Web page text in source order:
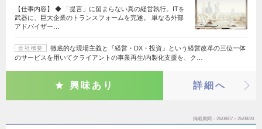
【仕事内容】 ◆ 「提言」に留まらない真の経営執行。ITを
武器に、巨大企業のトランスフォームを完遂。 単なる外部
アドバイザー…
会社概要
徹底的な現場主義と『経営・DX・投資』という経営改革の三位一体
のサービスを用いてクライアントの事業再生/内製化支援を、ク…
興味あり 詳細へ
掲載期間 26/08/07～26/08/20